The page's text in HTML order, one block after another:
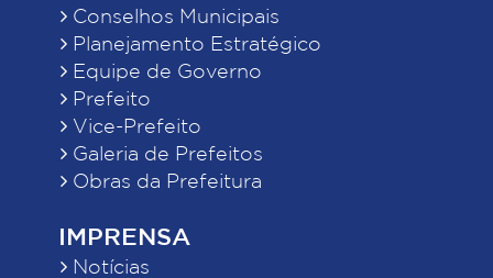
Conselhos Municipais
Planejamento Estratégico
Equipe de Governo
Prefeito
Vice-Prefeito
Galeria de Prefeitos
Obras da Prefeitura
IMPRENSA
Notícias